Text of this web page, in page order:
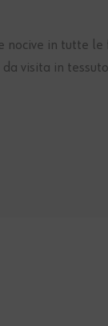
nocive in tutte
visita in